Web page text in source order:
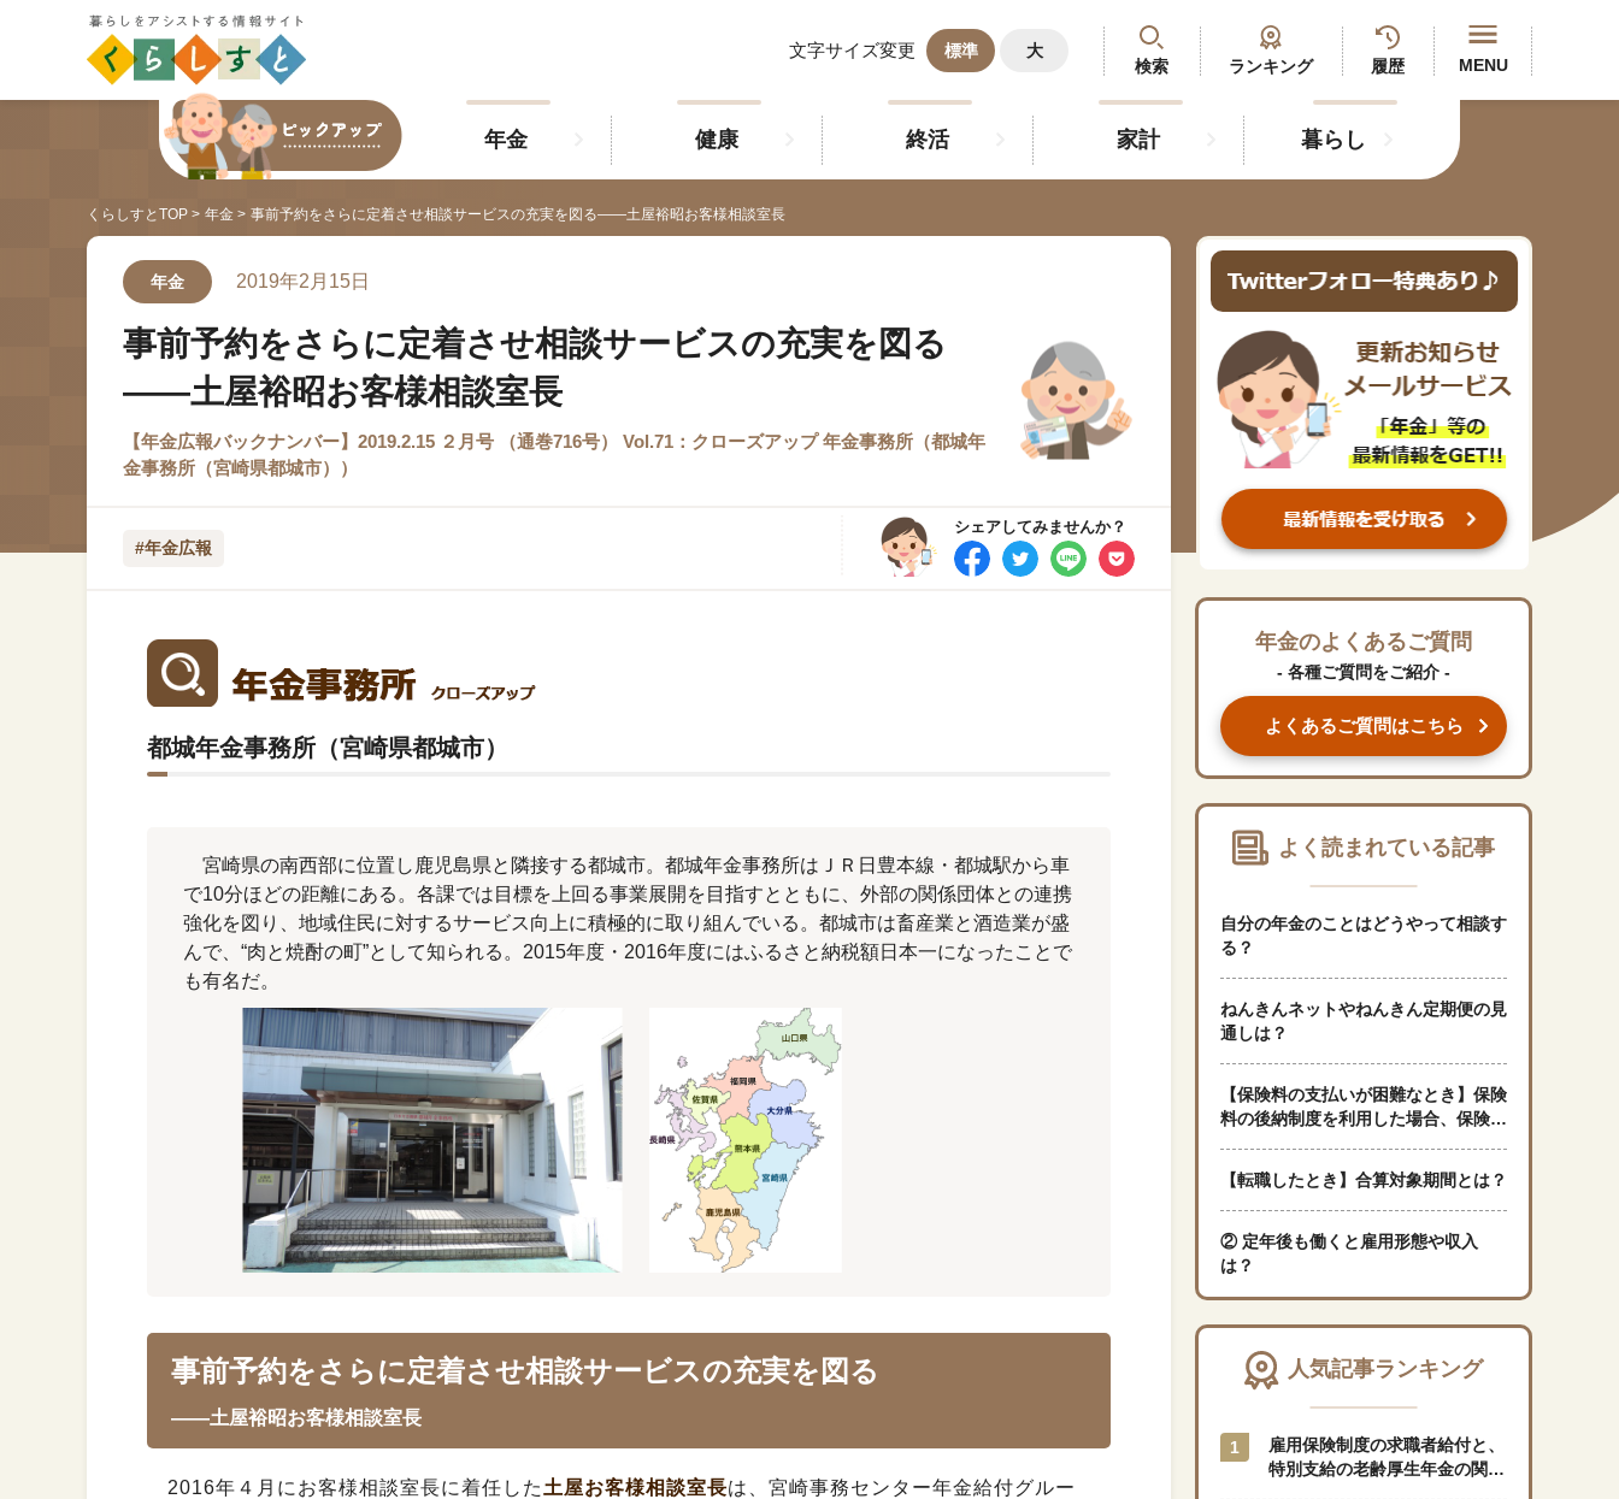
文字サイズ変更 標準
大
検索
ランキング 履歴 MENU
年金 健康 終活 家計 暮らし
最新記事 閲覧履歴
人気#タグ「5選」
#年金広報
#ねんきんAtoZ
#年金のこんなとき
#年金講座
「年金」に関する記事
「終活」に関する記事
「家計」に関する記事
くらしすとについて
プライバシーポリシー（個人情報保護方針）
サイトマップ
くらしすとTOP 年金 事前予約をさらに定着させ相談サービスの充実を図る——土屋裕昭お客様相談室長
年金 2019年2月15日
事前予約をさらに定着させ相談サービスの充実を図る
——土屋裕昭お客様相談室長
【年金広報バックナンバー】2019.2.15 ２月号 （通巻716号） Vol.71：クローズアップ 年金事務所（都城年
金事務所（宮崎県都城市））
#年金広報
シェアしてみませんか？
都城年金事務所（宮崎県都城市）
宮崎県の南西部に位置し鹿児島県と隣接する都城市。都城年金事務所はＪＲ日豊本線・都城駅から車
で10分ほどの距離にある。各課では目標を上回る事業展開を目指すとともに、外部の関係団体との連携
強化を図り、地域住民に対するサービス向上に積極的に取り組んでいる。都城市は畜産業と酒造業が盛
んで、“肉と焼酎の町”として知られる。2015年度・2016年度にはふるさと納税額日本一になったことで
も有名だ。
事前予約をさらに定着させ相談サービスの充実を図る
――土屋裕昭お客様相談室長
2016年４月にお客様相談室長に着任した 土屋お客様相談室長は、宮崎事務センター年金給付グルー
年金のよくあるご質問
- 各種ご質問をご紹介 -
よくあるご質問はこちら
よく読まれている記事
自分の年金のことはどうやって相談す
る？
ねんきんネットやねんきん定期便の見
通しは？
【保険料の支払いが困難なとき】保険
料の後納制度を利用した場合、保険料
【転職したとき】合算対象期間とは？
② 定年後も働くと雇用形態や収入
は？
人気記事ランキング
雇用保険制度の求職者給付と、
特別支給の老齢厚生年金の関係